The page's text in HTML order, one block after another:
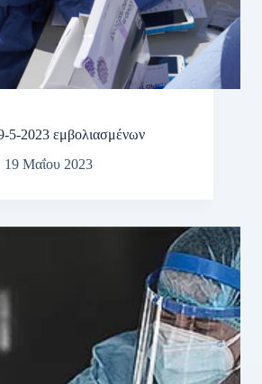
5-2023 εμβολιασμένων
19 Μαΐου 2023